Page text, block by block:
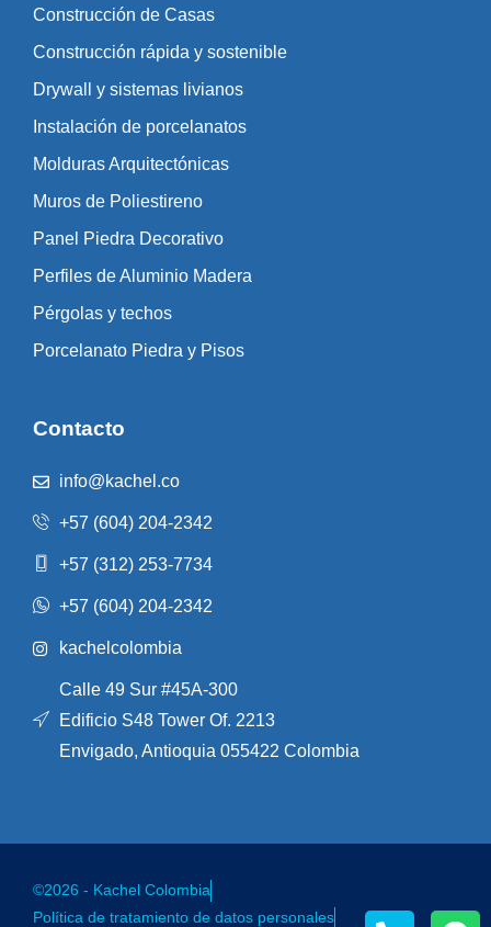
Construcción de Casas
Construcción rápida y sostenible
Drywall y sistemas livianos
Instalación de porcelanatos
Molduras Arquitectónicas
Muros de Poliestireno
Panel Piedra Decorativo
Perfiles de Aluminio Madera
Pérgolas y techos
Porcelanato Piedra y Pisos
Contacto
info@kachel.co
+57 (604) 204-2342
+57 (312) 253-7734
+57 (604) 204-2342
kachelcolombia
Calle 49 Sur #45A-300
Edificio S48 Tower Of. 2213
Envigado, Antioquia 055422 Colombia
©2026 - Kachel Colombia
Política de tratamiento de datos personales